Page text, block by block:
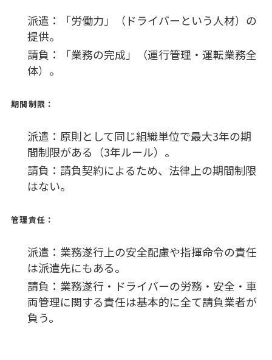
派遣：「労働力」（ドライバーという人材）の
提供。
請負：「業務の完成」（運行管理・運転業務全
体）。
期間制限：
派遣：原則として同じ組織単位で最大3年の期
間制限がある（3年ルール）。
請負：請負契約によるため、法律上の期間制限
はない。
管理責任：
派遣：業務遂行上の安全配慮や指揮命令の責任
は派遣先にもある。
請負：業務遂行・ドライバーの労務・安全・車
両管理に関する責任は基本的に全て請負業者が
負う。